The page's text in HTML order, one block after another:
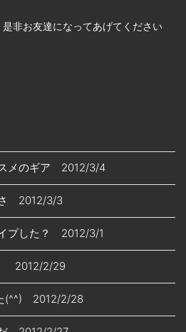
非お友達になってあげてください
メのギア 2012/3/4
さ 2012/3/3
プした？ 2012/3/1
2012/2/29
(^^) 2012/2/28